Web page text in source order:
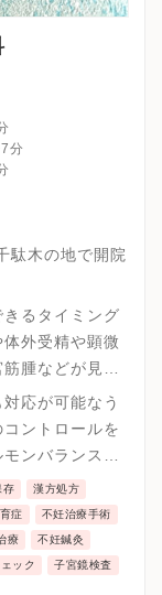
分
駄木の地で開院
るタイミング
外受精や顕微
腫などが見つ
内で一環とし
応が可能なう
ントロールを
ンバランスの
対策も可能で
存 漢方処方
症 不妊治療手術
療 不妊鍼灸
ック 子宮鏡検査